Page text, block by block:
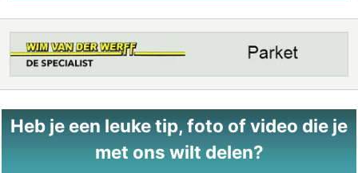
Heb je een leuke tip, foto of video die je
met ons wilt delen?